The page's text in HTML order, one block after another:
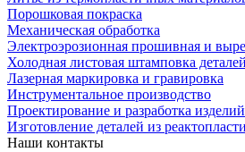
Порошковая покраска
Механическая обработка
Электроэрозионная прошивная и
Холодная листовая штамповка деталей
Лазерная маркировка и гравировка
Инструментальное производство
Проектирование и разработка изделий
Изготовление деталей из
Наши контакты